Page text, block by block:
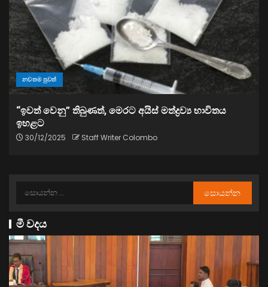
නවතම පුවත්
“ඉවත් වෙනු” තිබුණත්, මෙරට අයිස් මත්ද්‍රව්‍ය භාවිතය
ඉහළට
30/12/2025 Staff Writer Colombo
මී වදය